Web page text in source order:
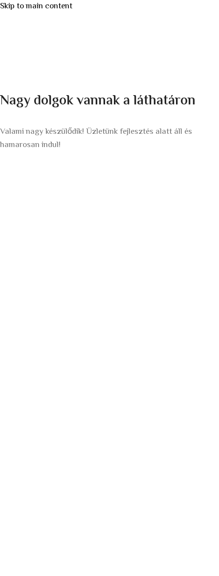
Skip to main content
Nagy dolgok vannak a láthatáron
Valami nagy készülődik! Üzletünk fejlesztés alatt áll és
hamarosan indul!